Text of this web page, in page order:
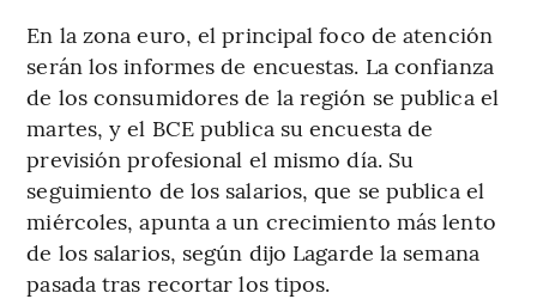
En la zona euro, el principal foco de atención
serán los informes de encuestas. La confianza
de los consumidores de la región se publica el
martes, y el BCE publica su encuesta de
previsión profesional el mismo día. Su
seguimiento de los salarios, que se publica el
miércoles, apunta a un crecimiento más lento
de los salarios, según dijo Lagarde la semana
pasada tras recortar los tipos.